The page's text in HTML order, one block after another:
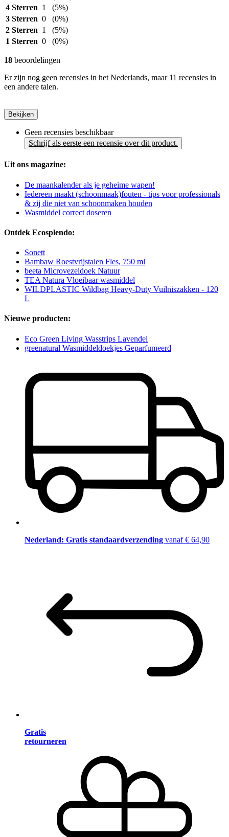
4 Sterren 1
(5%)
3 Sterren 0
(0%)
2 Sterren 1
(5%)
1 Sterren 0 (0%)
18 beoordelingen
Er zijn nog geen recensies in het Nederlands, maar 11 recensies in
een andere talen.
Bekijken
Geen recensies beschikbaar
Schrijf als eerste een recensie over dit product.
Uit ons magazine:
De maankalender als je geheime wapen!
Iedereen maakt (schoonmaak)fouten - tips voor professionals
& zij die niet van schoonmaken houden
Wasmiddel correct doseren
Ontdek Ecosplendo:
Sonett
Bambaw Roestvrijstalen Fles, 750 ml
beeta Microvezeldoek Natuur
TEA Natura Vloeibaar wasmiddel
WILDPLASTIC Wildbag Heavy-Duty Vuilniszakken - 120
L
Nieuwe producten:
Eco Green Living Wasstrips Lavendel
greenatural Wasmiddeldoekjes Geparfumeerd
Nederland: Gratis standaardverzending vanaf € 64,90
Gratis
retourneren